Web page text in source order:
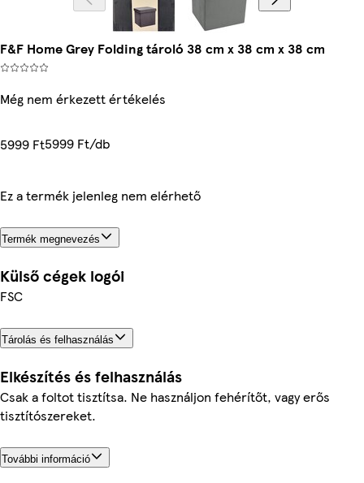
F&F Home Grey Folding tároló 38 cm x 38 cm x 38 cm
Még nem érkezett értékelés
5999 Ft5999 Ft/db
Ez a termék jelenleg nem elérhető
Termék megnevezés
Külső cégek logói
FSC
Tárolás és felhasználás
Elkészítés és felhasználás
Csak a foltot tisztítsa. Ne használjon fehérítőt, vagy erős
tisztítószereket.
További információ